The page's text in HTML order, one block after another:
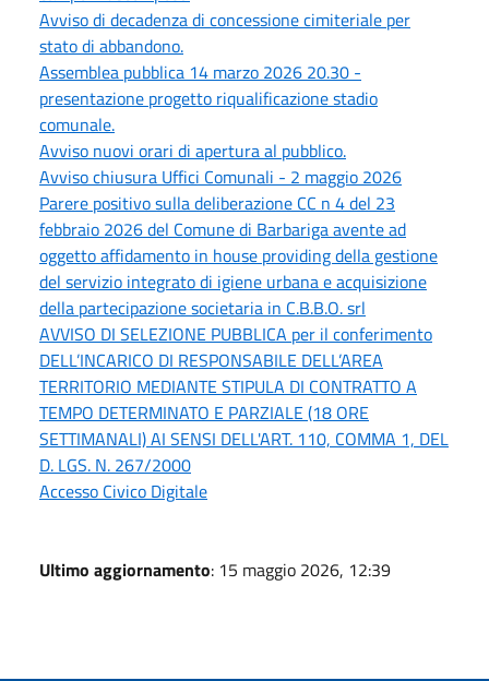
Avviso di decadenza di concessione cimiteriale per
stato di abbandono.
Assemblea pubblica 14 marzo 2026 20.30 -
presentazione progetto riqualificazione stadio
comunale.
Avviso nuovi orari di apertura al pubblico.
Avviso chiusura Uffici Comunali - 2 maggio 2026
Parere positivo sulla deliberazione CC n 4 del 23
febbraio 2026 del Comune di Barbariga avente ad
oggetto affidamento in house providing della gestione
del servizio integrato di igiene urbana e acquisizione
della partecipazione societaria in C.B.B.O. srl
AVVISO DI SELEZIONE PUBBLICA per il conferimento
DELL’INCARICO DI RESPONSABILE DELL’AREA
TERRITORIO MEDIANTE STIPULA DI CONTRATTO A
TEMPO DETERMINATO E PARZIALE (18 ORE
SETTIMANALI) AI SENSI DELL'ART. 110, COMMA 1, DEL
D. LGS. N. 267/2000
Accesso Civico Digitale
Ultimo aggiornamento: 15 maggio 2026, 12:39